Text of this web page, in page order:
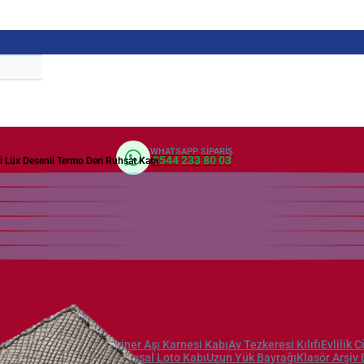
WHATSAPP SIPARIŞ
0544 233 80 03
Valiz
Kartlık
Veteriner Aşı Karnesi KabıAv Tezkeresi KılıfıEvlilik
KılıfıSayısal Loto KabıUzun Yük BayrağıKlasörArşiv
Lüx Desenli Termo Deri Ruhsat Kabı